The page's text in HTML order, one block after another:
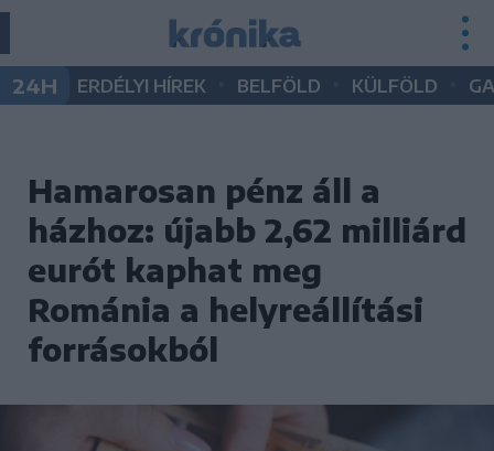
24H ERDÉLYI HÍREK BELFÖLD KÜLFÖLD
Hamarosan pénz áll a
házhoz: újabb 2,62 milliárd
eurót kaphat meg
Románia a helyreállítási
forrásokból